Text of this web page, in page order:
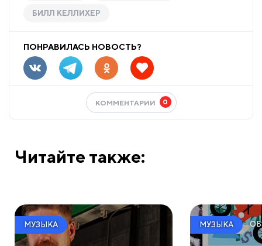
БИЛЛ КЕЛЛИХЕР
ПОНРАВИЛАСЬ НОВОСТЬ?
КОММЕНТАРИИ 0
Читайте также:
МУЗЫКА МУЗЫКА